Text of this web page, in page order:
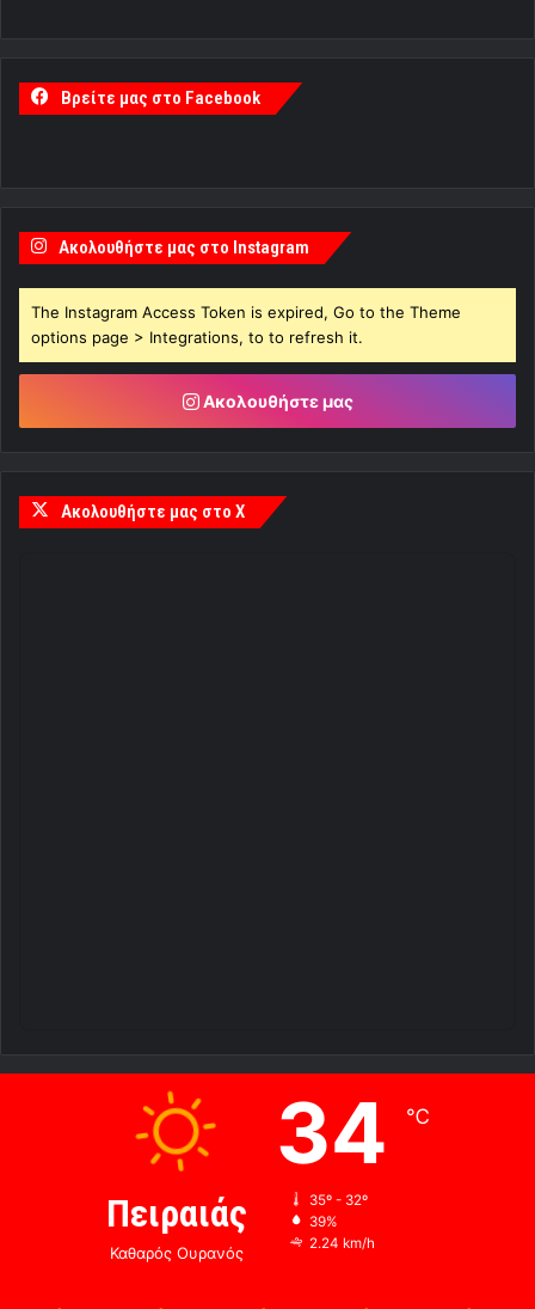
Βρείτε μας στο Facebook
Ακολουθήστε μας στο Instagram
The Instagram Access Token is expired, Go to the Theme
options page > Integrations, to to refresh it.
Ακολουθήστε μας
Ακολουθήστε μας στο X
Πειραιάς
Καθαρός Ουρανός
34 ℃
35º - 32º
39%
2.24 km/h